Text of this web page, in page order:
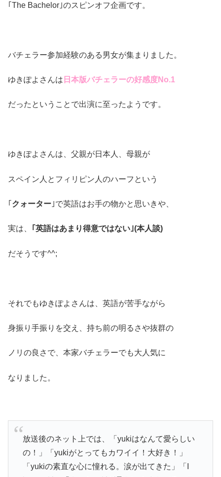
｢The Bachelor｣のスピンオフ企画です。
バチェラー参加経験のある男女が集まりました。
ゆきぽよさんは 日本版バチェラーの好感度No.1
だったということで出演に至ったようです。
ゆきぽよさんは、父親が日本人、母親が
スペイン人とフィリピン人のハーフという
｢ クォーター ｣で英語はお手の物かと思いきや、
実は、 ｢英語はあまり得意ではない｣(本人談)
だそうです^^;
それでもゆきぽよさんは、英語が苦手ながら
身振り手振りを交え、持ち前の明るさや抜群の
ノリの良さで、本家バチェラーでも大人気に
なりました。
放送後のネット上では、「yukiはなんて愛らしい
の！」「yukiがとってもカワイイ！大好き！」
「yukiの素直な心に憧れる。涙が出てきた」「I